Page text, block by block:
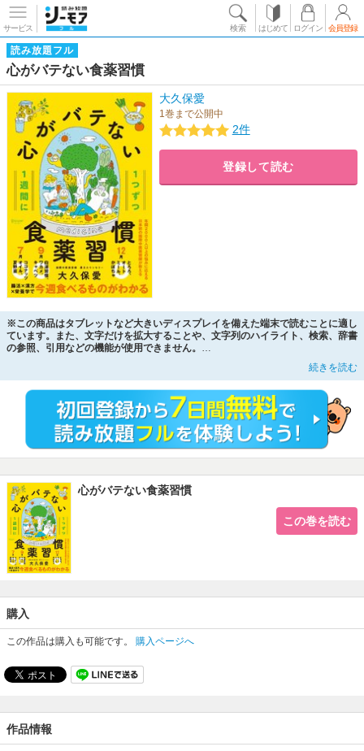
サービス 検索 はじめて ログイン 会員登録
読み放題フル
心がバテない食薬習慣
大久保愛
1巻まで公開中
2件
登録して読む
※この商品はタブレットなど大きいディスプレイを備えた端末で読むことに適し
ています。また、文字だけを拡大することや、文字列のハイライト、検索、辞書
の参照、引用などの機能が使用できません。
□頭やからだがつねに「ダルおもい」
□低気圧がくると調子が悪くなる
□季節の変わり目に体調をくずすことがある
□人に会いたくなくなるときがある
□ついひと言多くなってしまい、後悔する
□いいことなんかひとつも起きない気がする……
１つでもあてはまるなら、いまの食事を見直してみましょう。
現代に生きる私たちは、かたよった食事や、間違った健康情報からの思い込み
などにより、知らず知らずのうちに「心の栄養不足」や「心を乱す炎症」を起こ
し、心の不調を加速させていることがあります。
また、春夏秋冬のある日本に住んでいる私たちの心とからだは、自然の影響を
強く受けています。ムシムシした梅雨に心を乱されたかと思えば、冬の寒さや乾
燥に苦しんでうつうつとしたり……。「毎年決まった季節に調子が悪くなる」と
剤師・漢方カウンセラーである著者が、西洋医学（栄養学、腸活）と東洋医学
（漢方）の両方向から、心の不調を「食べて治す＝食薬」習慣をアプローチ。
とくに「人間も自然のなかの一部である」という漢方の考え方をベースに、日
その季節特有の心バテ症状に合わせたシンプルで簡単な「食薬プログラム」を紹
介します。
コンビニで買ってすぐに食べられるおやつだったり、週末にまとめて準備すれ
ばいいものだったりと、疲れている心でも、すんなり取り入れられる習慣が満載
です。
続きを読む
心がバテない食薬習慣
この巻を読む
購入
この作品は購入も可能です。 購入ページへ
作品情報